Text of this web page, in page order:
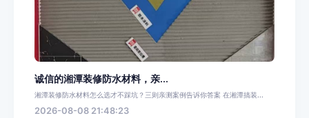
诚信的湘潭装修防水材料，亲...
湘潭装修防水材料怎么选才不踩坑？三则亲测案例告诉你答案 在湘潭搞装...
2026-08-08 21:48:23